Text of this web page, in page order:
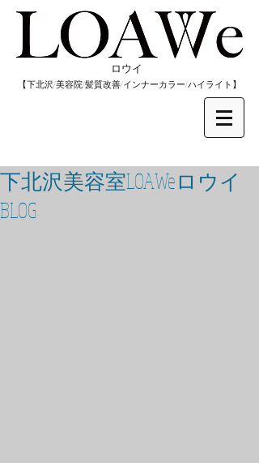
​ロウイ
​【下北沢/美容院/髪質改善/インナーカラー/​ハイライト】
下北沢美容室LOAWeロウイ
BLOG